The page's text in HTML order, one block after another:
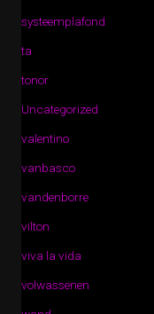
systeemplafond
ta
tonor
Uncategorized
valentino
vanbasco
vandenborre
vilton
viva la vida
volwassenen